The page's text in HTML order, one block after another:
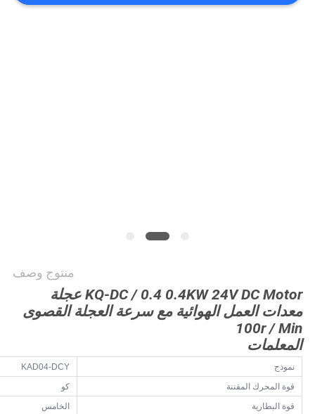
منتوج وصف
KQ-DC / 0.4 0.4KW 24V DC Motor عجلة
معدات العمل الهوائية مع سرعة العجلة القصوى
100r / Min
المعلمات
نموذج
KAD04-DCY
قوة المحرك المقننة
كو
قوة البطارية
الخامس